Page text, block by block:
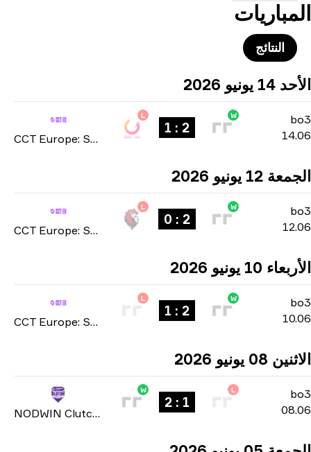
النتائج
2026
يونيو 2026
10 يونيو 2026
يونيو 2026